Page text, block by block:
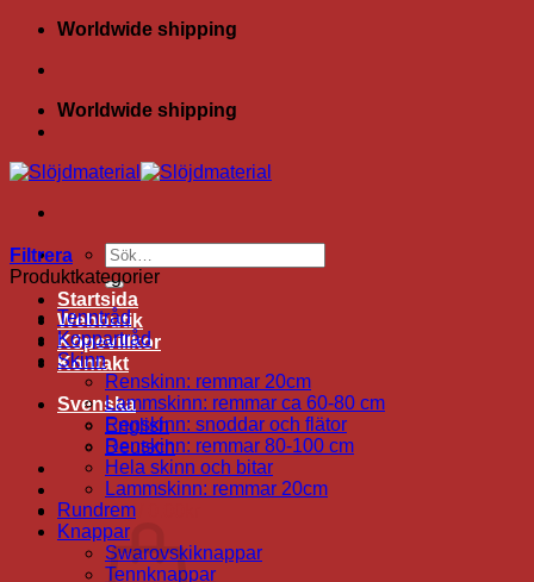
Skip
content
Worldwide shipping
Worldwide shipping
Sök
efter:
Startsida
Webbutik
Köpevillkor
Kontakt
Svenska
English
Deutsch
Varukorg /
Filtrera
Produktkategorier
Tenntråd
Koppartråd
Skinn
Renskinn: remmar 20cm
Lammskinn: remmar ca 60-80 cm
Renskinn: snoddar och flätor
Renskinn: remmar 80-100 cm
Hela skinn och bitar
Lammskinn: remmar 20cm
Rundrem
Knappar
Swarovskiknappar
Tennknappar